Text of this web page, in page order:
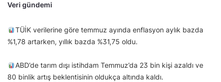
Veri gündemi
TÜİK verilerine göre temmuz ayında enflasyon aylık bazda
%1,78 artarken, yıllık bazda %31,75 oldu.
ABD’de tarım dışı istihdam Temmuz’da 23 bin kişi azaldı ve
80 binlik artış beklentisinin oldukça altında kaldı.